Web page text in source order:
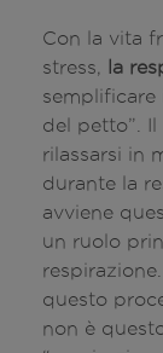
Con la vita
stress,
la
semplificare
del petto”.
rilassarsi in
durante la
avviene
un ruolo
questo
non è